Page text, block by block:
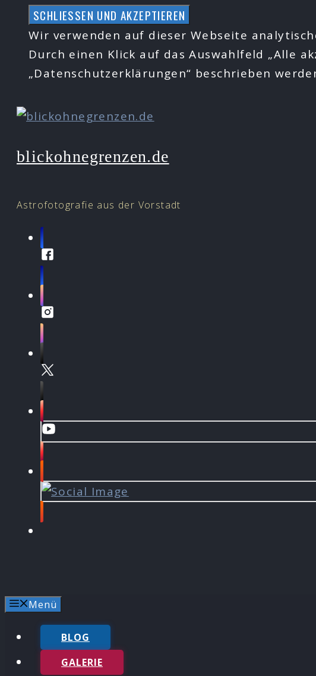
Inhalt
springen
Wir verwenden auf dieser Webseite
Durch einen Klick auf das Auswahlfeld „Alle
„Datenschutzerklärungen“ beschrieben
blickohnegrenzen.de
Astrofotografie aus der Vorstadt
Menü
BLOG
GALERIE